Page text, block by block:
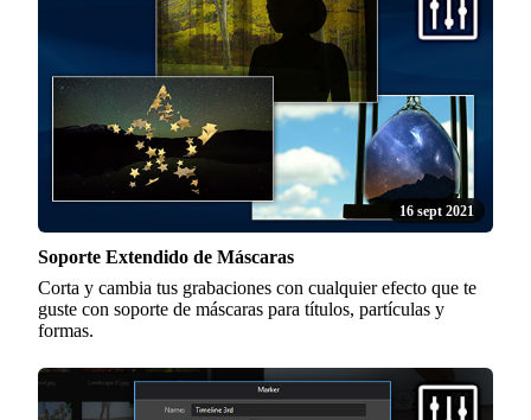
16 sept 2021
Soporte Extendido de Máscaras
Corta y cambia tus grabaciones con cualquier efecto que te
guste con soporte de máscaras para títulos, partículas y
formas.